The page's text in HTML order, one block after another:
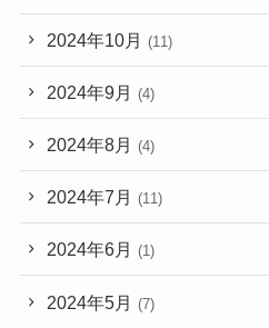
2024年10月 (11)
2024年9月 (4)
2024年8月 (4)
2024年7月 (11)
2024年6月 (1)
2024年5月 (7)